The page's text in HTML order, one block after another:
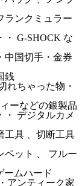
ランクミュラー
・ G-SHOCK な
中国切手・金券
銭
れちゃった物・
ーなどの銀製品
・ デジタルカメ
工具 、切断工具
ペット 、 フルー
ームハード
アンティーク家